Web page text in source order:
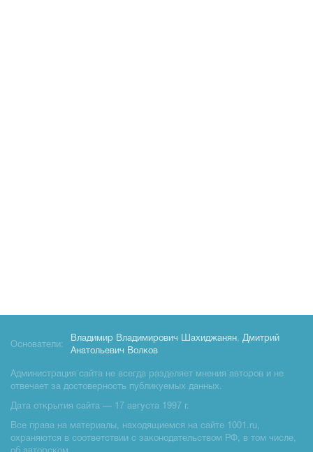
Основатели:
Владимир Владимирович Шахиджанян, Дмитрий
Анатольевич Волков
Администрация сайта не всегда разделяет мнения авторов и не
отвечает за достоверность публикуемых данных.
Дата открытия сайта — 17 августа 1997 г.
Все права на материалы, находящиемся на сайте 1001.ru,
охраняются в соответствии с законодательством РФ, в том числе,